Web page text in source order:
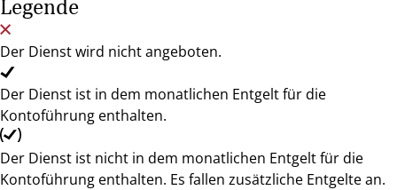
Legende
Der Dienst wird nicht angeboten.
Der Dienst ist in dem monatlichen Entgelt für die
Kontoführung enthalten.
Der Dienst ist nicht in dem monatlichen Entgelt für die
Kontoführung enthalten. Es fallen zusätzliche Entgelte an.